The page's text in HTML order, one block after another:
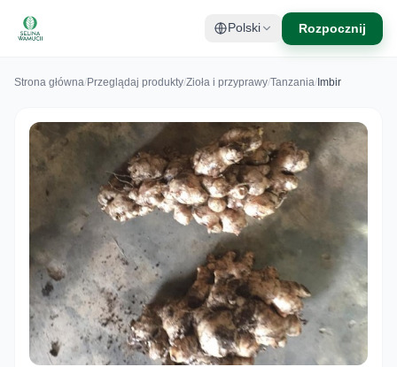
Polski Rozpocznij
Strona główna/Przeglądaj produkty/Zioła i przyprawy/Tanzania/ Imbir